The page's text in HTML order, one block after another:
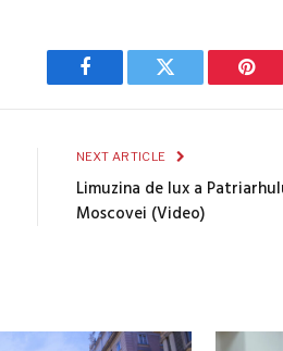
Facebook Twitter
NEXT ARTICLE
Limuzina de lux a
Moscovei (Video)